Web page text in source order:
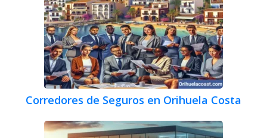
Corredores de Seguros en Orihuela Costa